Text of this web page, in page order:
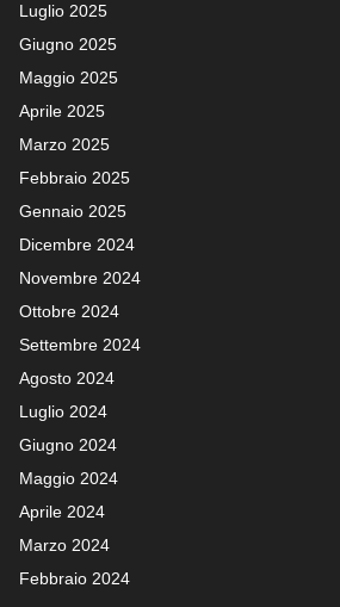
Luglio 2025
Giugno 2025
Maggio 2025
Aprile 2025
Marzo 2025
Febbraio 2025
Gennaio 2025
Dicembre 2024
Novembre 2024
Ottobre 2024
Settembre 2024
Agosto 2024
Luglio 2024
Giugno 2024
Maggio 2024
Aprile 2024
Marzo 2024
Febbraio 2024